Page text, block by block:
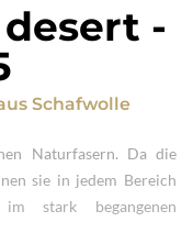
-
Schafwolle
Naturfasern. Da die
sie in jedem Bereich
stark begangenen